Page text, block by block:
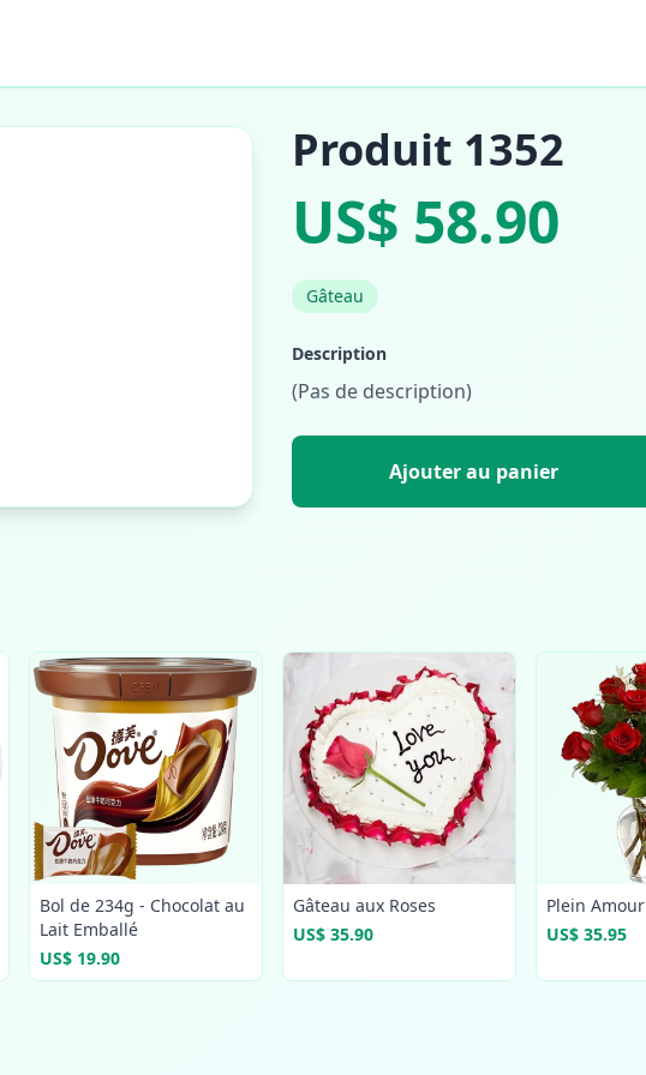
Produit 1352
US$ 58.90
Gâteau
Description
(Pas de description)
Ajouter au panier
Bol de 234g - Chocolat au
Lait Emballé
US$ 19.90
Gâteau aux Roses
US$ 35.90
Plein Amour
US$ 35.95